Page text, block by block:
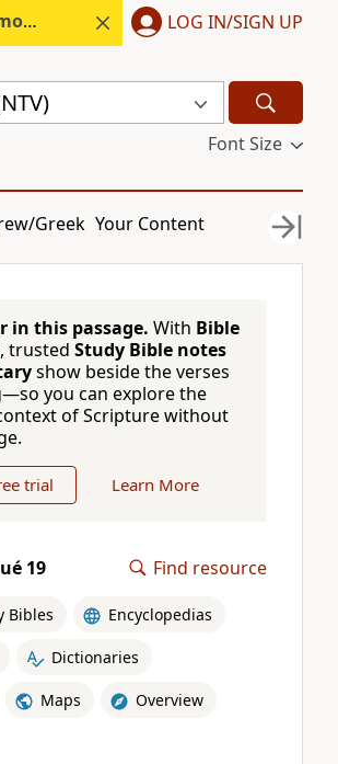
Start free. LOG IN/SIGN UP
Font Size
Greek Your Content
in this passage. With Bible
, trusted Study Bible notes
show beside the verses
you can explore the
of Scripture without
trial Learn More
19 Find resource
Bibles Encyclopedias
Dictionaries
Maps Overview